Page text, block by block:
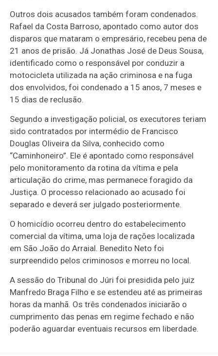
Outros dois acusados também foram condenados.
Rafael da Costa Barroso, apontado como autor dos
disparos que mataram o empresário, recebeu pena de
21 anos de prisão. Já Jonathas José de Deus Sousa,
identificado como o responsável por conduzir a
motocicleta utilizada na ação criminosa e na fuga
dos envolvidos, foi condenado a 15 anos, 7 meses e
15 dias de reclusão.
Segundo a investigação policial, os executores teriam
sido contratados por intermédio de Francisco
Douglas Oliveira da Silva, conhecido como
“Caminhoneiro”. Ele é apontado como responsável
pelo monitoramento da rotina da vítima e pela
articulação do crime, mas permanece foragido da
Justiça. O processo relacionado ao acusado foi
separado e deverá ser julgado posteriormente.
O homicídio ocorreu dentro do estabelecimento
comercial da vítima, uma loja de rações localizada
em São João do Arraial. Benedito Neto foi
surpreendido pelos criminosos e morreu no local.
A sessão do Tribunal do Júri foi presidida pelo juiz
Manfredo Braga Filho e se estendeu até as primeiras
horas da manhã. Os três condenados iniciarão o
cumprimento das penas em regime fechado e não
poderão aguardar eventuais recursos em liberdade.